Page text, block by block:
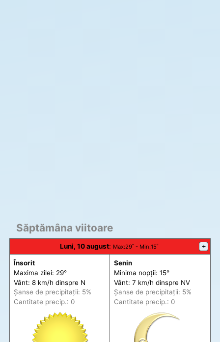
Săptămâna viitoare
Luni, 10 august: Max:29˚ - Min:15˚ +
Însorit
Maxima zilei: 29°
Vânt: 8 km/h dinspre N
Șanse de precipitații: 5%
Cantitate precip.: 0
Senin
Minima nopții: 15°
Vânt: 7 km/h dinspre NV
Șanse de precipitații: 5%
Cantitate precip.: 0